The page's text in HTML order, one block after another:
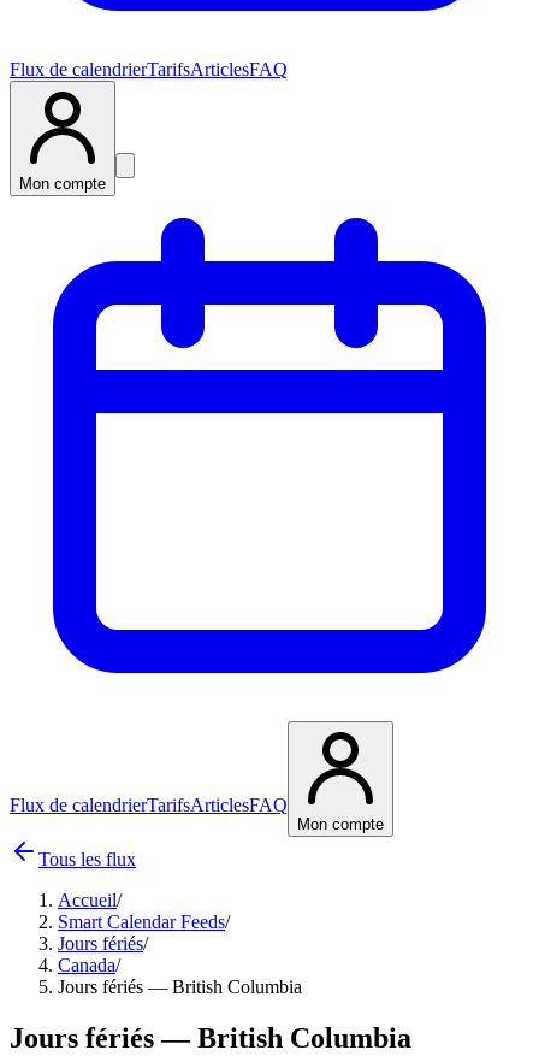
Flux de calendrierTarifsArticlesFAQ
Mon compte
Flux de calendrierTarifsArticlesFAQ
Mon compte
Tous les flux
Accueil/
Smart Calendar Feeds/
Jours fériés/
Canada/
Jours fériés — British Columbia
Jours fériés — British Columbia